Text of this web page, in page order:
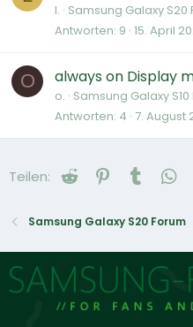
l. Samsung Galaxy S20
Antworten 9 15. April
O always on Display
o. Samsung Galaxy S10
Antworten 4 7. August
Teilen: Reddit Pinterest
Tumblr
Samsung Galaxy S20 Forum